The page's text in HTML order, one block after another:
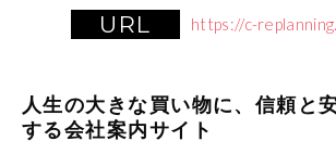
URL https://c-
人生の大きな買い物に、信頼と
する会社案内サイト